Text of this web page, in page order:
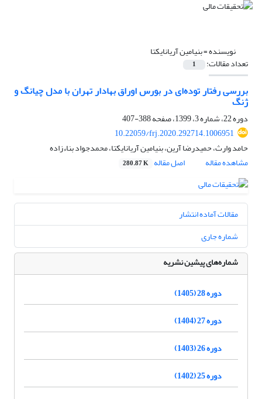
نویسنده =بنیامین آریانایکتا
تعداد مقالات: 1
بررسی رفتار توده‌ای در بورس اوراق بهادار تهران با مدل چیانگ و
ژنگ
دوره 22، شماره 3، 1399، صفحه
388-407
10.22059/frj.2020.292714.1006951
حامد وارث، حمیدرضا آرین، بنیامین آریانایکتا، محمدجواد بناءزاده
مشاهده مقاله
اصل مقاله 280.87 K
مقالات آماده انتشار
شماره جاری
شماره‌های پیشین نشریه
دوره 28 (1405)
دوره 27 (1404)
دوره 26 (1403)
دوره 25 (1402)